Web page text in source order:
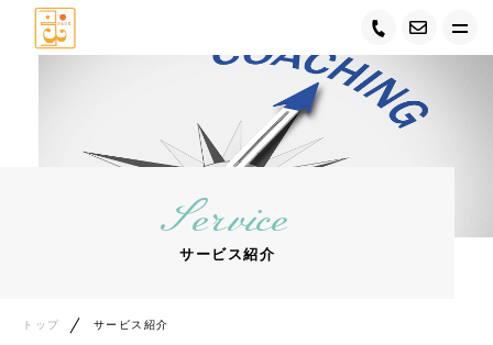
コーチングスペースさんさるについて
キャンペーン情報
Service
サービス紹介
トップ サービス紹介